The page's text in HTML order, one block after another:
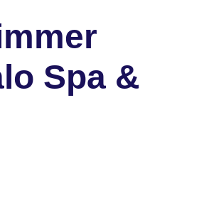
Spa &